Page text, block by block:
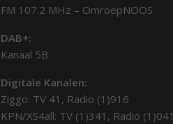
FM 107.2 MHz – OmroepNOOS
DAB+:
Kanaal 5B
Digitale Kanalen:
Ziggo: TV 41, Radio (1)916
KPN/XS4all: TV (1)341, Radio (1)041